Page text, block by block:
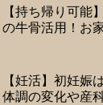
【持ち帰り可能
の牛骨活用！お
【妊活】初妊娠
体調の変化や産